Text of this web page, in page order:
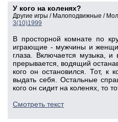
У кого на коленях?
Другие игры / Малоподвижные /
3(10)1999
В просторной комнате по
играющие - мужчины и
глаза. Включается музыка, и
прерывается, водящий
кого он остановился. Тот, к
выдать себя. Остальные
кого он сидит на коленях, то
Смотреть текст